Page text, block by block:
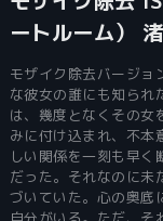
ートルーム）
モザイク除去バージョ
な彼女の誰にも知られ
は、幾度となくその女
みに付け込まれ、不本
しい関係を一刻も早
だった。それなのに未
づいていた。心の奥底